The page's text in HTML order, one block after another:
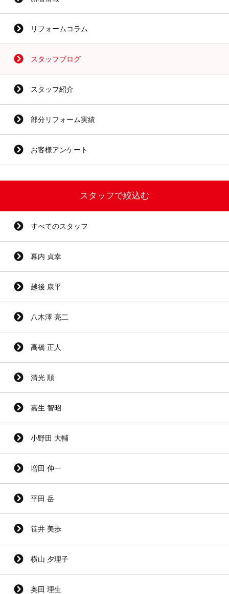
リフォームコラム
スタッフブログ
スタッフ紹介
部分リフォーム実績
お客様アンケート
スタッフで絞込む
すべてのスタッフ
幕内 貞幸
越後 康平
八木澤 亮二
高橋 正人
清光 順
嘉生 智昭
小野田 大輔
増田 伸一
平田 岳
笹井 美歩
横山 夕理子
奥田 理生